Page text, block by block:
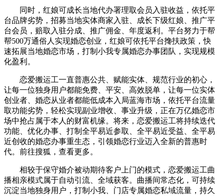
同时，红娘可成长当地代办署理取会员入驻收益，依托平
台品牌劣势，招募当地实体商家入驻、成长下级红娘、推广平
台会员，赔取入驻分成、推广佣金、年度返利。平台努力于帮
帮500万通俗人实现婚恋创业，红娘可依托平台搀扶政策，快
速拓展当地婚恋市场，打制小我专属婚恋办事团队，实现规模
化盈利。
恋爱搬运工一直普惠公共、赋能实体、规范行业的初心，
让每一位独身用户都能免费、平安、高效脱单，让每一位实体
创业者、婚恋从业者都能低成本入局蓝海市场，依托平台流量
取功能劣势，轻松实现副业增收、事业升级，正在万亿婚恋市
场中抢占属于本人的财富机缘。将来，恋爱搬运工将持续迭代
功能、优化办事、打制全平易近参取、全平易近受益、全平易
近创收的婚恋办事重生态，引领婚恋行业迈入全新的普惠时
代。前往搜狐，查看更多。
相较于保守婚介被动期待客户上门的模式，恋爱搬运工曲
播相亲模式属于自动引流、全域获客。曲播间常态化，可持续
沉淀当地独身用户，打制小我、门店专属婚恋私域流量，持久